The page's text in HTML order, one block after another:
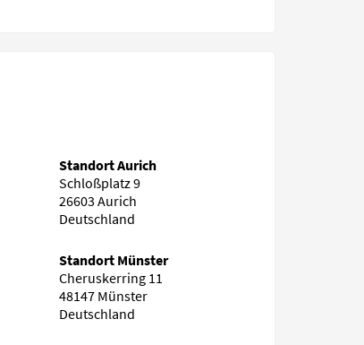
Standort Aurich
Schloßplatz 9
26603 Aurich
Deutschland
Standort Münster
Cheruskerring 11
48147 Münster
Deutschland